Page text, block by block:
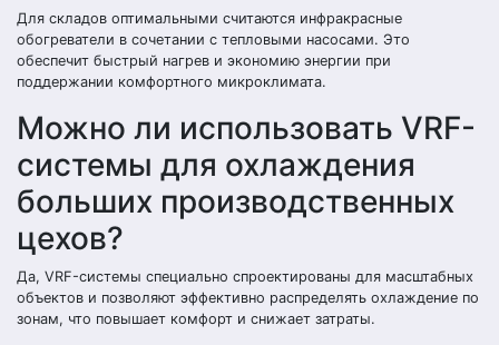
Для складов оптимальными считаются инфракрасные
обогреватели в сочетании с тепловыми насосами. Это
обеспечит быстрый нагрев и экономию энергии при
поддержании комфортного микроклимата.
Можно ли использовать VRF-
системы для охлаждения
больших производственных
цехов?
Да, VRF-системы специально спроектированы для масштабных
объектов и позволяют эффективно распределять охлаждение по
зонам, что повышает комфорт и снижает затраты.